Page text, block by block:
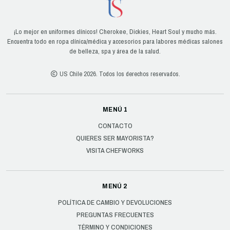
¡Lo mejor en uniformes clínicos! Cherokee, Dickies, Heart Soul y mucho más.
Encuentra todo en ropa clínica/médica y accesorios para labores médicas salones
de belleza, spa y área de la salud.
US Chile 2026. Todos los derechos reservados.
MENÚ 1
CONTACTO
QUIERES SER MAYORISTA?
VISITA CHEFWORKS
MENÚ 2
POLÍTICA DE CAMBIO Y DEVOLUCIONES
PREGUNTAS FRECUENTES
TÉRMINO Y CONDICIONES